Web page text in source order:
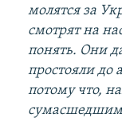
молятся за
смотрят на
понять. Они
простояли до
потому что,